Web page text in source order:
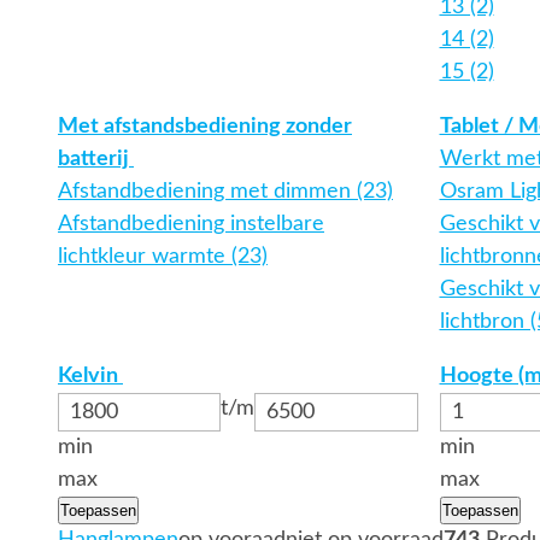
13 (2)
14 (2)
15 (2)
Met afstandsbediening zonder
batterij
Afstandbediening met dimmen (23)
Afstandbediening instelbare
lichtkleur warmte (23)
Tablet /
Werkt
Osram
Geschikt
Geschikt
lichtbron
Kelvin
t/m
min
max
Toepassen
Hoogte
min
max
Toepassen